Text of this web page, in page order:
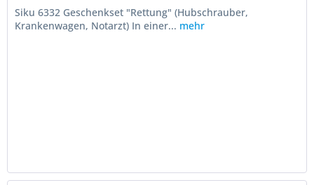
Siku 6332 Geschenkset "Rettung" (Hubschrauber,
Krankenwagen, Notarzt) In einer... mehr